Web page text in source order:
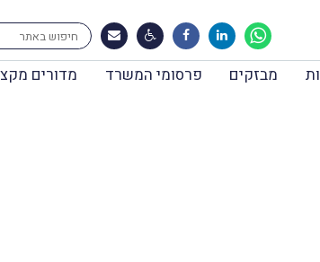
מבזקים פרסומי המשרד מדורים